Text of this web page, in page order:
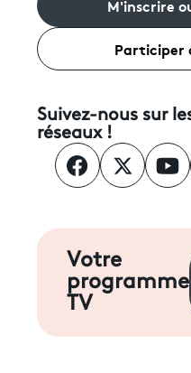
M'inscrire
Participer
Suivez-nous sur
réseaux !
Votre
programme
TV